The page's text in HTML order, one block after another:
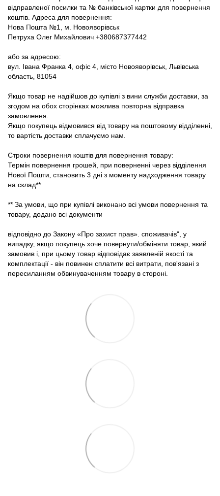
відправленої посилки та № банківської картки для повернення
коштів. Адреса для повернення:
Нова Пошта №1, м. Новояворівськ
Петруха Олег Михайлович +380687377442
або за адресою:
вул. Івана Франка 4, офіс 4, місто Новояворівськ, Львівська
область, 81054
Якщо товар не надійшов до купівлі з вини служби доставки, за
згодом на обох сторінках можлива повторна відправка
замовлення.
Якщо покупець відмовився від товару на поштовому відділенні,
то вартість доставки сплачуємо нам.
Строки повернення коштів для повернення товару:
Термін повернення грошей, при поверненні через відділення
Нової Пошти, становить 3 дні з моменту надходження товару
на склад**
** За умови, що при купівлі виконано всі умови повернення та
товару, додано всі документи
відповідно до Закону «Про захист прав». споживачів", у
випадку, якщо покупець хоче повернути/обміняти товар, який
замовив і, при цьому товар відповідає заявленій якості та
комплектації - він повинен сплатити всі витрати, пов'язані з
пересиланням обвинуваченням товару в стороні.